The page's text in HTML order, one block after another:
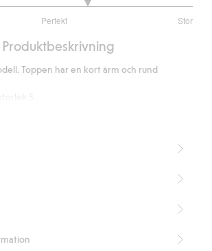
Perfekt Stor
Produktbeskrivning
Toppen har en kort ärm och rund
65% LENZING™ ECOVERO™-fibrer.